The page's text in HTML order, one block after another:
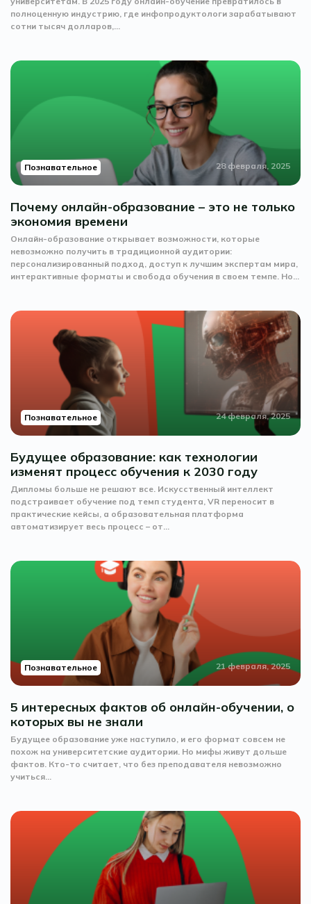
полноценную индустрию, где инфопродуктологи зарабатывают
сотни тысяч долларов,...
Познавательное 28 февраля, 2025
Почему онлайн-образование – это не только
экономия времени
Онлайн-образование открывает возможности, которые
невозможно получить в традиционной аудитории:
персонализированный подход, доступ к лучшим экспертам мира,
интерактивные форматы и свобода обучения в своем темпе. Но...
Познавательное 24 февраля, 2025
Будущее образование: как технологии
изменят процесс обучения к 2030 году
Дипломы больше не решают все. Искусственный интеллект
подстраивает обучение под темп студента, VR переносит в
практические кейсы, а образовательная платформа
автоматизирует весь процесс – от...
Познавательное 21 февраля, 2025
5 интересных фактов об онлайн-обучении, о
которых вы не знали
Будущее образование уже наступило, и его формат совсем не
похож на университетские аудитории. Но мифы живут дольше
фактов. Кто-то считает, что без преподавателя невозможно
учиться...